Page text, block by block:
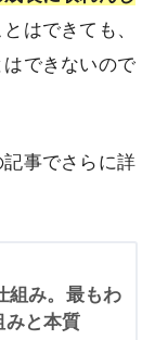
はできても、
できないので
事でさらに詳
組み。最もわ
みと本質